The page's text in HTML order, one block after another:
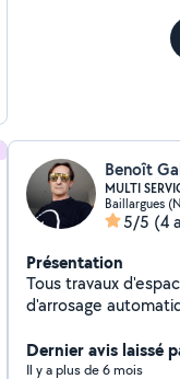
Benoît
MULTI
Baillargues
5/5 (4
Présentation
Tous travaux
d'arrosage
engazonnement
traitements
Dernier avis laissé
Il y a plus de 6 mois